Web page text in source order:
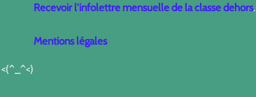
Recevoir l'infolettre mensuelle de la classe dehors.
Mentions légales
<(^_^<)